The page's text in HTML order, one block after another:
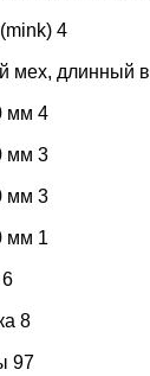
4
мех, длинный
мм 4
мм 3
мм 3
мм 1
6
8
97